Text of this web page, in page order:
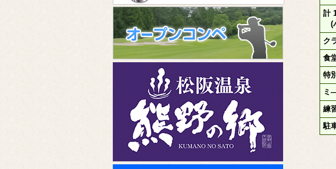
計
(
ク
食
特
ミ
練
駐